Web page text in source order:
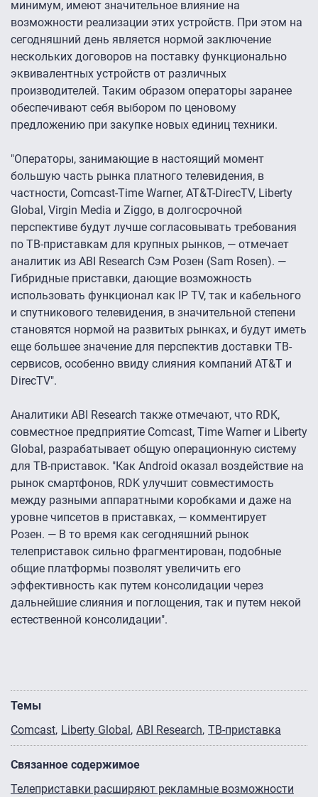
минимум, имеют значительное влияние на
возможности реализации этих устройств. При этом на
сегодняшний день является нормой заключение
нескольких договоров на поставку функционально
эквивалентных устройств от различных
производителей. Таким образом операторы заранее
обеспечивают себя выбором по ценовому
предложению при закупке новых единиц техники.
"Операторы, занимающие в настоящий момент
большую часть рынка платного телевидения, в
частности, Comcast-Time Warner, AT&T-DirecTV, Liberty
Global, Virgin Media и Ziggo, в долгосрочной
перспективе будут лучше согласовывать требования
по ТВ-приставкам для крупных рынков, — отмечает
аналитик из ABI Research Сэм Розен (Sam Rosen). —
Гибридные приставки, дающие возможность
использовать функционал как IP TV, так и кабельного
и спутникового телевидения, в значительной степени
становятся нормой на развитых рынках, и будут иметь
еще большее значение для перспектив доставки ТВ-
сервисов, особенно ввиду слияния компаний AT&T и
DirecTV".
Аналитики ABI Research также отмечают, что RDK,
совместное предприятие Comcast, Time Warner и Liberty
Global, разрабатывает общую операционную систему
для ТВ-приставок. "Как Android оказал воздействие на
рынок смартфонов, RDK улучшит совместимость
между разными аппаратными коробками и даже на
уровне чипсетов в приставках, — комментирует
Розен. — В то время как сегодняшний рынок
телеприставок сильно фрагментирован, подобные
общие платформы позволят увеличить его
эффективность как путем консолидации через
дальнейшие слияния и поглощения, так и путем некой
естественной консолидации".
Темы
Comcast Liberty Global ABI Research ТВ-приставка
Связанное содержимое
Телеприставки расширяют рекламные возможности